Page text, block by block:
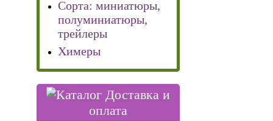
Сорта: миниатюры,
полуминиатюры,
трейлеры
Химеры
Доставка и
оплата